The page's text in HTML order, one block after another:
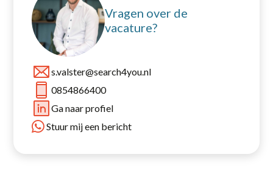
Vragen over de
vacature?
s.valster@search4you.nl
0854866400
Ga naar profiel
Stuur mij een bericht